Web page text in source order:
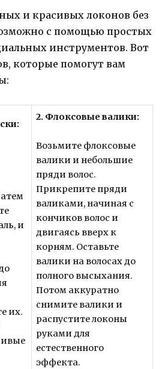
и красивых локонов без
с помощью простых
инструментов. Вот
которые помогут вам
и
их.
2. Флоксовые валики:
Возьмите флоксовые
валики и небольшие
пряди волос.
Прикрепите пряди
валиками, начиная с
кончиков волос и
двигаясь вверх к
корням. Оставьте
валики на волосах до
полного высыхания.
Потом аккуратно
снимите валики и
распустите локоны
руками для
естественного
эффекта.